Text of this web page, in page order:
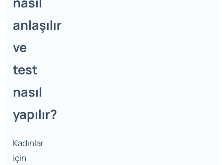
anlaşılır
ve
test
nasıl
yapılır?
Kadınlar
için